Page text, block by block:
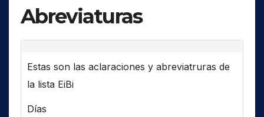
Abreviaturas
Estas son las aclaraciones y abreviatruras de
la lista EiBi
Días